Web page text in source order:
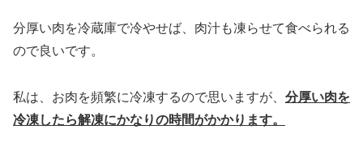
分厚い肉を冷蔵庫で冷やせば、肉汁も凍らせて食べられる
ので良いです。
私は、お肉を頻繁に冷凍するので思いますが、 分厚い肉を
冷凍したら解凍にかなりの時間がかかります。